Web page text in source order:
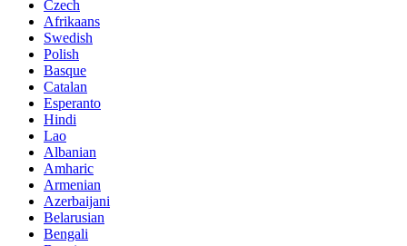
Czech
Afrikaans
Swedish
Polish
Basque
Catalan
Esperanto
Hindi
Lao
Albanian
Amharic
Armenian
Azerbaijani
Belarusian
Bengali